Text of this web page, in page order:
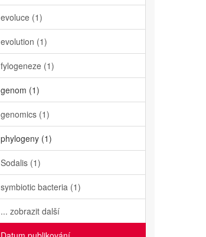
evoluce (1)
evolution (1)
fylogeneze (1)
genom (1)
genomics (1)
phylogeny (1)
Sodalis (1)
symbiotic bacteria (1)
... zobrazit další